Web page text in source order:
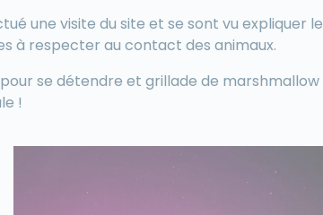
une visite du site et se sont vu expliquer le
à respecter au contact des animaux.
se détendre et grillade de marshmallow
!